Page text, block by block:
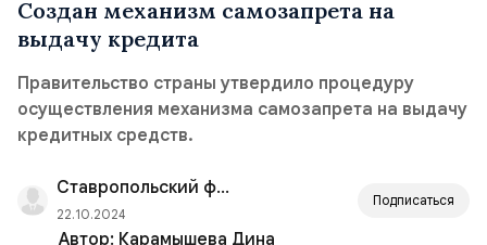
Создан механизм самозапрета на
выдачу кредита
Правительство страны утвердило процедуру
осуществления механизма самозапрета на выдачу
кредитных средств.
Ставропольский филиал РАНХиГС
22.10.2024
Подписаться
Автор: Карамышева Дина